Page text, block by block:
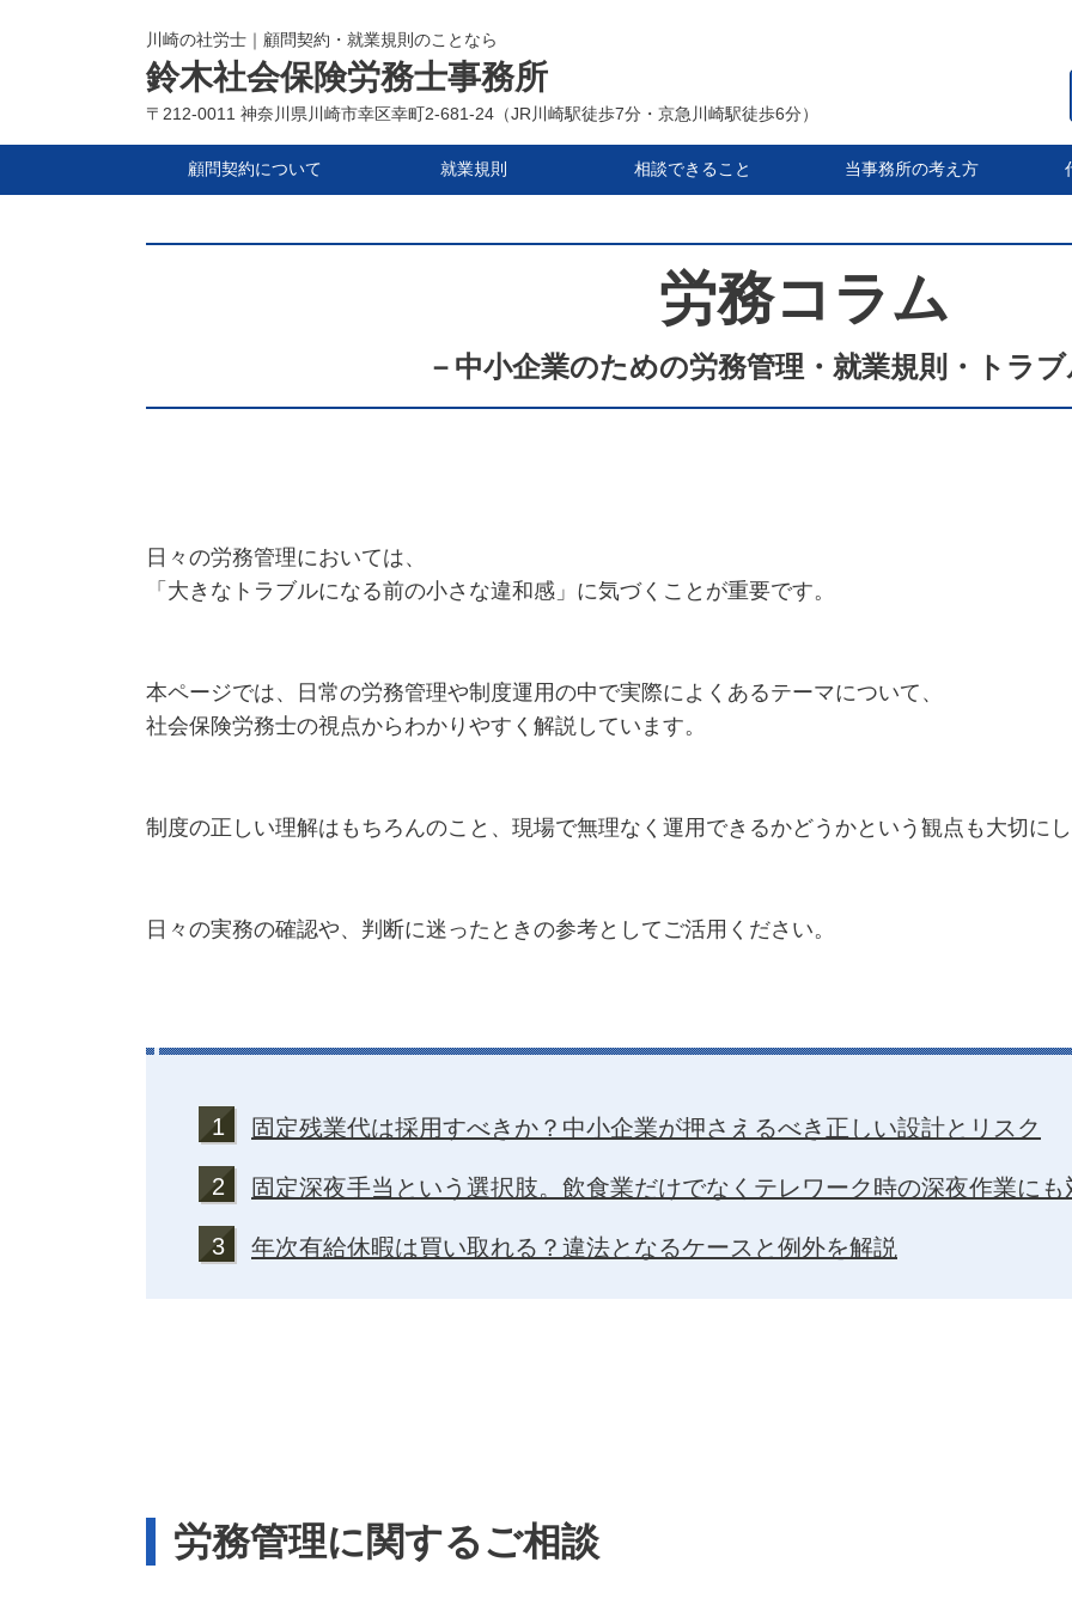
川崎の社労士｜顧問契約・就業規則のことなら
鈴木社会保険労務士事務所
〒212-0011 神奈川県川崎市幸区幸町2-681-24（JR川崎駅徒歩7分・京急川崎駅徒歩6分）
顧問契約について 就業規則 相談できること 当事務所の考え方
労務コラム
－中小企業のための労務管理・就業規則・トラ
日々の労務管理においては、
「大きなトラブルになる前の小さな違和感」に気づくことが重要です。
本ページでは、日常の労務管理や制度運用の中で実際によくあるテーマについて、
社会保険労務士の視点からわかりやすく解説しています。
制度の正しい理解はもちろんのこと、現場で無理なく運用できるかどうかという観点も大切に
日々の実務の確認や、判断に迷ったときの参考としてご活用ください。
1 固定残業代は採用すべきか？中小企業が押さえるべき正しい設計とリスク
2 固定深夜手当という選択肢。飲食業だけでなくテレワーク時の深夜作業にも
3 年次有給休暇は買い取れる？違法となるケースと例外を解説
労務管理に関するご相談